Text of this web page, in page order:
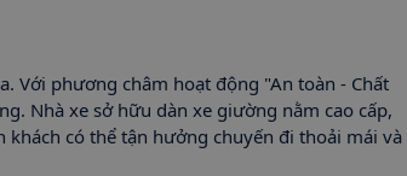
Với phương châm hoạt động "An toàn - Chất
Nhà xe sở hữu dàn xe giường nằm cao cấp,
có thể tận hưởng chuyến đi thoải mái và